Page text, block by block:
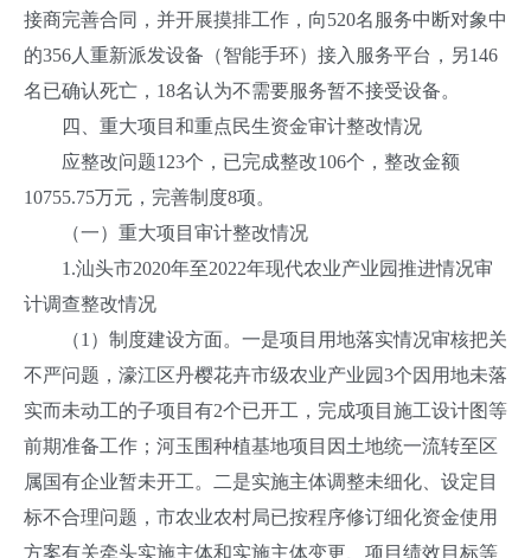
接商完善合同，并开展摸排工作，向520名服务中断对象中
的356人重新派发设备（智能手环）接入服务平台，另146
名已确认死亡，18名认为不需要服务暂不接受设备。
四、重大项目和重点民生资金审计整改情况
应整改问题123个，已完成整改106个，整改金额
10755.75万元，完善制度8项。
（一）重大项目审计整改情况
1.汕头市2020年至2022年现代农业产业园推进情况审
计调查整改情况
（1）制度建设方面。一是项目用地落实情况审核把关
不严问题，濠江区丹樱花卉市级农业产业园3个因用地未落
实而未动工的子项目有2个已开工，完成项目施工设计图等
前期准备工作；河玉围种植基地项目因土地统一流转至区
属国有企业暂未开工。二是实施主体调整未细化、设定目
标不合理问题，市农业农村局已按程序修订细化资金使用
方案有关牵头实施主体和实施主体变更、项目绩效目标等